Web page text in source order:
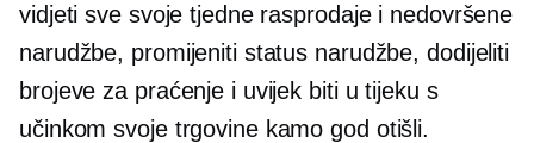
vidjeti sve svoje tjedne rasprodaje i nedovršene
narudžbe, promijeniti status narudžbe, dodijeliti
brojeve za praćenje i uvijek biti u tijeku s
učinkom svoje trgovine kamo god otišli.